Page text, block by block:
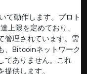
て動作します。プロト
上限を定めており、
管理されています。需
、Bitcoinネットワーク
てありません。これ
供します。